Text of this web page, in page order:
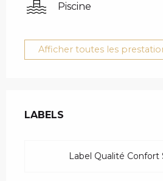
Piscine
Afficher toutes les
LABELS
LABELS
Label Qualité Confort